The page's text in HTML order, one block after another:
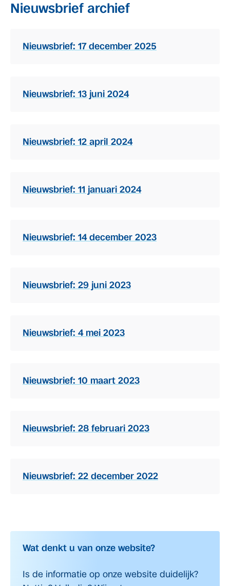
Nieuwsbrief archief
Nieuwsbrief: 17 december 2025
Nieuwsbrief: 13 juni 2024
Nieuwsbrief: 12 april 2024
Nieuwsbrief: 11 januari 2024
Nieuwsbrief: 14 december 2023
Nieuwsbrief: 29 juni 2023
Nieuwsbrief: 4 mei 2023
Nieuwsbrief: 10 maart 2023
Nieuwsbrief: 28 februari 2023
Nieuwsbrief: 22 december 2022
Wat denkt u van onze website?
Is de informatie op onze website duidelijk?